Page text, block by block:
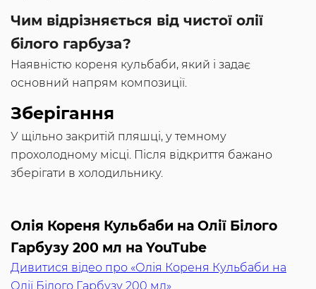
Чим відрізняється від чистої олії
білого гарбуза?
Наявністю кореня кульбаби, який і задає
основний напрям композиції.
Зберігання
У щільно закритій пляшці, у темному
прохолодному місці. Після відкриття бажано
зберігати в холодильнику.
Олія Кореня Кульбаби на Олії Білого
Гарбузу 200 мл на YouTube
Дивитися відео про «Олія Кореня Кульбаби на
Олії Білого Гарбузу 200 мл»